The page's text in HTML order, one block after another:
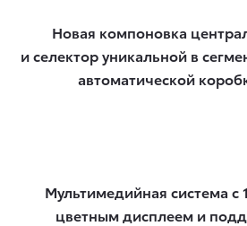
Новая компоновка
и селектор уникальной в
автоматической
Мультимедийная система
цветным дисплеем и